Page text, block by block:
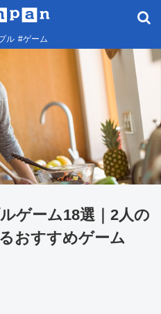
ル #ゲーム
ゲーム18選｜2人の
おすすめゲーム